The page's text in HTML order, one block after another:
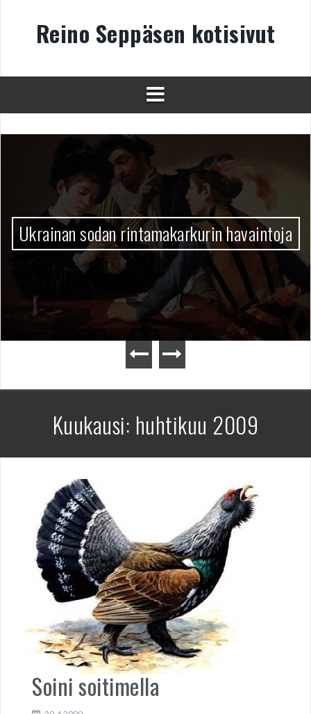
Reino Seppäsen kotisivut
Ukrainan sodan rintamakarkurin havaintoja
Kuukausi: huhtikuu 2009
Soini soitimella